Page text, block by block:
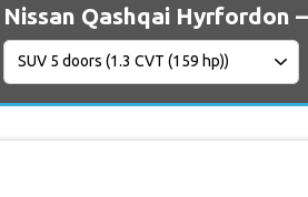
Nissan Qashqai Hyrfordon